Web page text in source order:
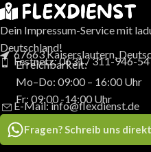
Dein Impressum-Service mit
Deutschland!
67663 Kaiserslautern,
Festnetz: 0631 / 311-946-54
Erreichbarkeit:
Mo–Do: 09:00 – 16:00 Uhr
Fr: 09:00 -14:00 Uhr
E-Mail: info@flexdienst.de
Fragen? Schreib uns